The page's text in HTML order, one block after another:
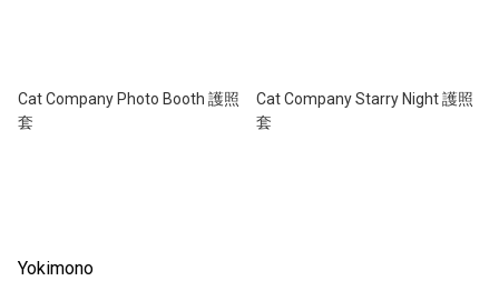
Cat Company Photo Booth 護照
套
Cat Company Starry Night 護照
套
Yokimono